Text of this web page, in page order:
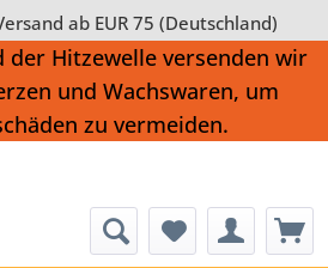
ab EUR 75 (Deutschland)
der Hitzewelle versenden wir
und Wachswaren, um
zu vermeiden.